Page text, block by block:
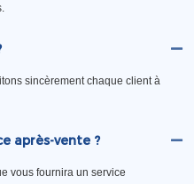
sincèrement chaque client à
après-vente ?
vous fournira un service